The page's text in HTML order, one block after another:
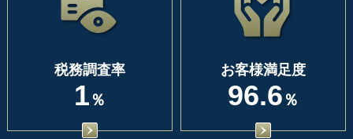
税務調査率
1 ％
お客様満足度
96.6 ％